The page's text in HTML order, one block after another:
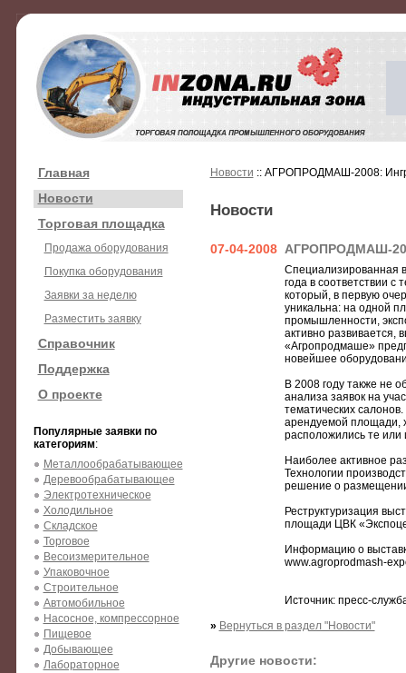
Главная
Новости
Торговая площадка
Продажа оборудования
Покупка оборудования
Заявки за неделю
Разместить заявку
Справочник
Поддержка
О проекте
Популярные заявки по
категориям:
Металлообрабатывающее
Деревообрабатывающее
Электротехническое
Холодильное
Складское
Торговое
Весоизмерительное
Упаковочное
Строительное
Автомобильное
Насосное, компрессорное
Пищевое
Добывающее
Лабораторное
Новости :: АГРОПРОДМАШ-2008:
Новости
07-04-2008 АГРОПРОДМАШ-
Специализированная
года в соответствии
который, в первую
уникальна: на одной
промышленности,
активно развивается,
«Агропродмаше»
новейшее
В 2008 году также не
анализа заявок на
тематических
арендуемой площади,
расположились те
Наиболее активное
Технологии
решение о
Реструктуризация
площади ЦВК
Информацию о
www.agroprodmash-
Источник: пресс-
» Вернуться в раздел "Новости"
Другие новости: